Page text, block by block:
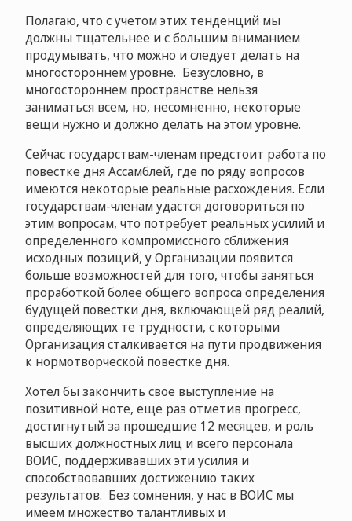
Полагаю, что с учетом этих тенденций мы
должны тщательнее и с большим вниманием
продумывать, что можно и следует делать на
многостороннем уровне. Безусловно, в
многостороннем пространстве нельзя
заниматься всем, но, несомненно, некоторые
вещи нужно и должно делать на этом уровне.
Сейчас государствам-членам предстоит работа по
повестке дня Ассамблей, где по ряду вопросов
имеются некоторые реальные расхождения. Если
государствам-членам удастся договориться по
этим вопросам, что потребует реальных усилий и
определенного компромиссного сближения
исходных позиций, у Организации появится
больше возможностей для того, чтобы заняться
проработкой более общего вопроса определения
будущей повестки дня, включающей ряд реалий,
определяющих те трудности, с которыми
Организация сталкивается на пути продвижения
к нормотворческой повестке дня.
Хотел бы закончить свое выступление на
позитивной ноте, еще раз отметив прогресс,
достигнутый за прошедшие 12 месяцев, и роль
высших должностных лиц и всего персонала
ВОИС, поддерживавших эти усилия и
способствовавших достижению таких
результатов. Без сомнения, у нас в ВОИС мы
имеем множество талантливых и